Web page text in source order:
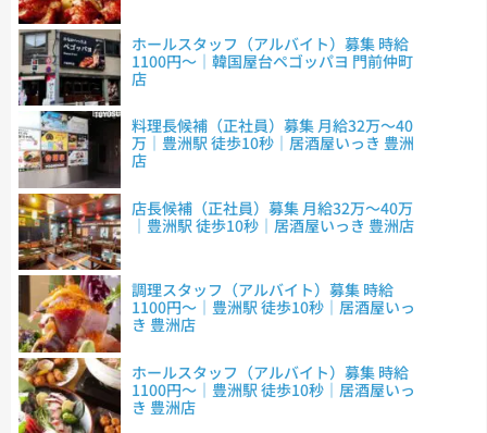
ホールスタッフ（アルバイト）募集 時給
1100円～｜韓国屋台ペゴッパヨ 門前仲町
店
料理長候補（正社員）募集 月給32万～40
万｜豊洲駅 徒歩10秒｜居酒屋いっき 豊洲
店
店長候補（正社員）募集 月給32万～40万
｜豊洲駅 徒歩10秒｜居酒屋いっき 豊洲店
調理スタッフ（アルバイト）募集 時給
1100円～｜豊洲駅 徒歩10秒｜居酒屋いっ
き 豊洲店
ホールスタッフ（アルバイト）募集 時給
1100円～｜豊洲駅 徒歩10秒｜居酒屋いっ
き 豊洲店